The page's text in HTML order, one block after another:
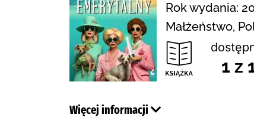
Rok wydania:
Małżeństwo,
1 z
Więcej informacji